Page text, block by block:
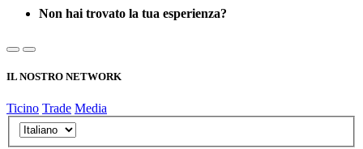
Non hai trovato la tua esperienza?
IL NOSTRO NETWORK
Ticino Trade Media